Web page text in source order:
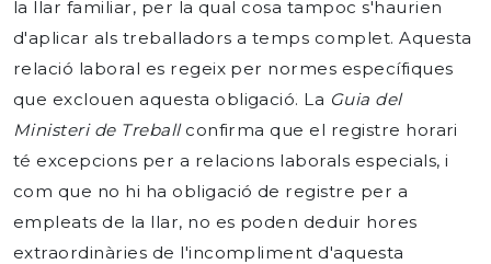
la llar familiar, per la qual cosa tampoc s'haurien
d'aplicar als treballadors a temps complet. Aquesta
relació laboral es regeix per normes específiques
que exclouen aquesta obligació. La Guia del
Ministeri de Treballconfirma que el registre horari
té excepcions per a relacions laborals especials, i
com que no hi ha obligació de registre per a
empleats de la llar, no es poden deduir hores
extraordinàries de l'incompliment d'aquesta